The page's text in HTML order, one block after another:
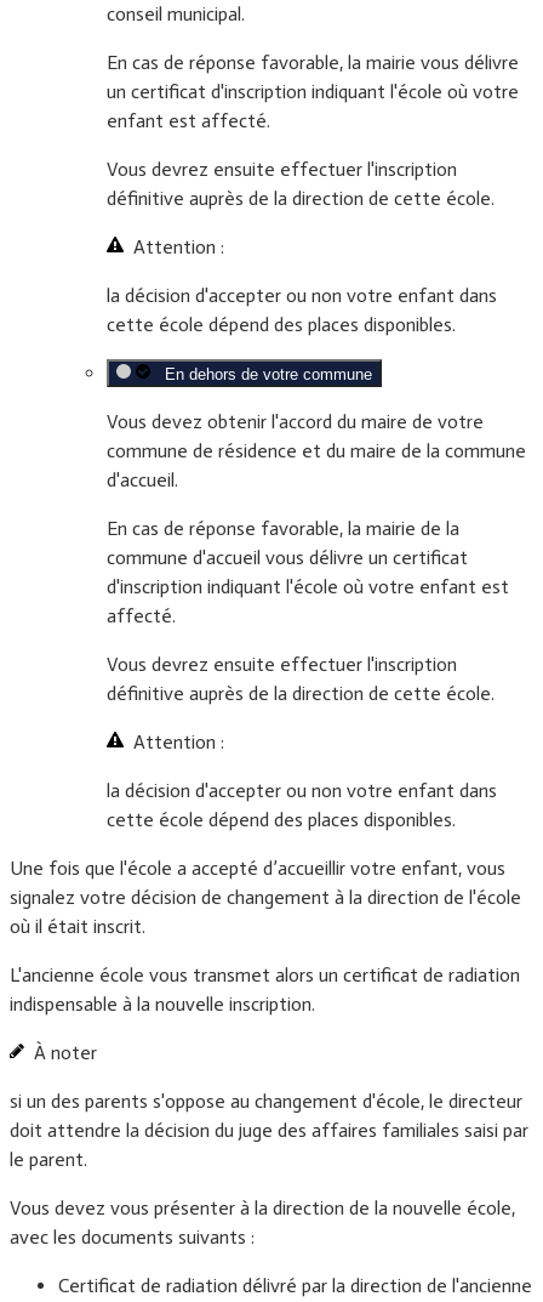
conseil municipal.
En cas de réponse favorable, la mairie vous délivre
un certificat d'inscription indiquant l'école où votre
enfant est affecté.
Vous devrez ensuite effectuer l'inscription
définitive auprès de la direction de cette école.
Attention :
la décision d'accepter ou non votre enfant dans
cette école dépend des places disponibles.
En dehors de votre commune
Vous devez obtenir l'accord du maire de votre
commune de résidence et du maire de la commune
d'accueil.
En cas de réponse favorable, la mairie de la
commune d'accueil vous délivre un certificat
d'inscription indiquant l'école où votre enfant est
affecté.
Vous devrez ensuite effectuer l'inscription
définitive auprès de la direction de cette école.
Attention :
la décision d'accepter ou non votre enfant dans
cette école dépend des places disponibles.
Une fois que l'école a accepté d’accueillir votre enfant, vous
signalez votre décision de changement à la direction de l'école
où il était inscrit.
L'ancienne école vous transmet alors un certificat de radiation
indispensable à la nouvelle inscription.
À noter
si un des parents s'oppose au changement d'école, le directeur
doit attendre la décision du juge des affaires familiales saisi par
le parent.
Vous devez vous présenter à la direction de la nouvelle école,
avec les documents suivants :
Certificat de radiation délivré par la direction de l'ancienne